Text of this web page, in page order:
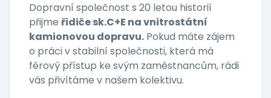
Dopravní společnost s 20 letou historií
přijme řidiče sk.C+E na vnitrostátní
kamionovou dopravu. Pokud máte zájem
o práci v stabilní společnosti, která má
férový přístup ke svým zaměstnancům, rádi
vás přivítáme v našem kolektivu.